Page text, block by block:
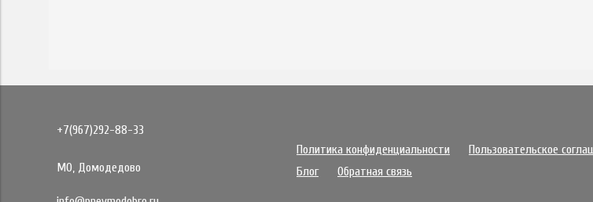
+7(967)292-88-33
МО, Домодедово
Политика конфиденциальности Пользовательское
Блог
Обратная связь